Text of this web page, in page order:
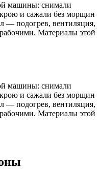
машины: снимали
и сажали без морщин
— подогрев, вентиляция,
Материалы этой
машины: снимали
и сажали без морщин
— подогрев, вентиляция,
Материалы этой